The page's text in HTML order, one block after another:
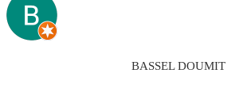
BASSEL DOUMIT